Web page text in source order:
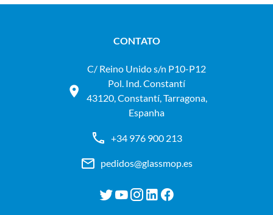
CONTATO
C/ Reino Unido s/n P10-P12
Pol. Ind. Constantí
43120, Constantí, Tarragona,
Espanha
+34 976 900 213
pedidos@glassmop.es